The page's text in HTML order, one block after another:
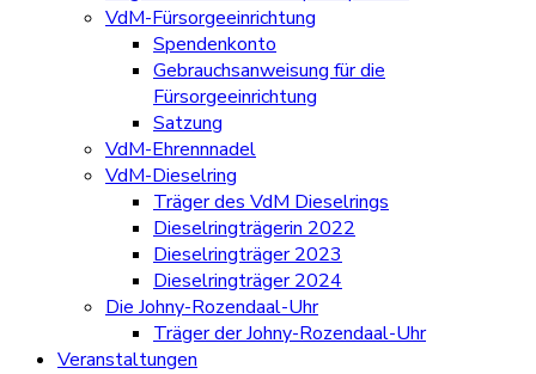
VdM-Fürsorgeeinrichtung
Spendenkonto
Gebrauchsanweisung für die
Fürsorgeeinrichtung
Satzung
VdM-Ehrennnadel
VdM-Dieselring
Träger des VdM Dieselrings
Dieselringträgerin 2022
Dieselringträger 2023
Dieselringträger 2024
Die Johny-Rozendaal-Uhr
Träger der Johny-Rozendaal-Uhr
Veranstaltungen